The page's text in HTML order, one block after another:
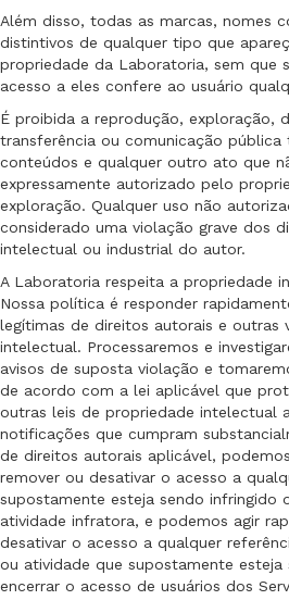
Além disso, todas as marcas, nomes
distintivos de qualquer tipo que
propriedade da Laboratoria, sem que
acesso a eles confere ao usuário
É proibida a reprodução, exploração,
transferência ou comunicação
conteúdos e qualquer outro ato que
expressamente autorizado pelo
exploração. Qualquer uso não
considerado uma violação grave dos
intelectual ou industrial do autor.
A Laboratoria respeita a propriedade
Nossa política é responder
legítimas de direitos autorais e outras
intelectual. Processaremos e
avisos de suposta violação e
de acordo com a lei aplicável que
outras leis de propriedade intelectual
notificações que cumpram
de direitos autorais aplicável,
remover ou desativar o acesso a
supostamente esteja sendo infringido
atividade infratora, e podemos agir
desativar o acesso a qualquer
ou atividade que supostamente esteja
encerrar o acesso de usuários dos